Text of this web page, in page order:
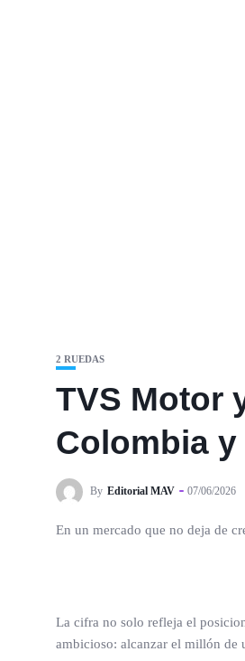
2 RUEDAS
TVS Motor
Colombia
By Editorial MAV 07/06/2026
En un mercado que no deja de
La cifra no solo refleja el
ambicioso: alcanzar el millón de